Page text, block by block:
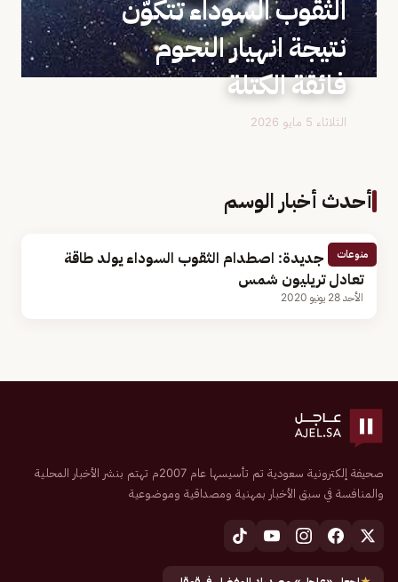
الثقوب السوداء تتكوّن
نتيجة انهيار النجوم
فائقة الكتلة
الثلاثاء 5 مايو 2026
أحدث أخبار الوسم
منوعات
دراسة جديدة: اصطدام الثقوب السوداء يولد طاقة
تعادل تريليون شمس
الأحد 28 يونيو 2020
صحيفة إلكترونية سعودية تم تأسيسها عام 2007م تهتم بنشر الأخبار المحلية
والمنافسة في سبق الأخبار بمهنية ومصداقية وموضوعية